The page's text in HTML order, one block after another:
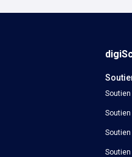
Calculer un perimètre
Calendrier Parcoursup